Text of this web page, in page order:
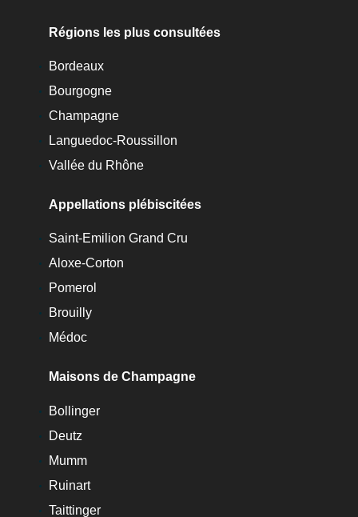
Régions les plus consultées
Bordeaux
Bourgogne
Champagne
Languedoc-Roussillon
Vallée du Rhône
Appellations plébiscitées
Saint-Emilion Grand Cru
Aloxe-Corton
Pomerol
Brouilly
Médoc
Maisons de Champagne
Bollinger
Deutz
Mumm
Ruinart
Taittinger